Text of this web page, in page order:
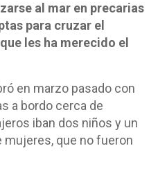
al mar en precarias
para cruzar el
les ha merecido el
en marzo pasado con
a bordo cerca de
iban dos niños y un
que no fueron